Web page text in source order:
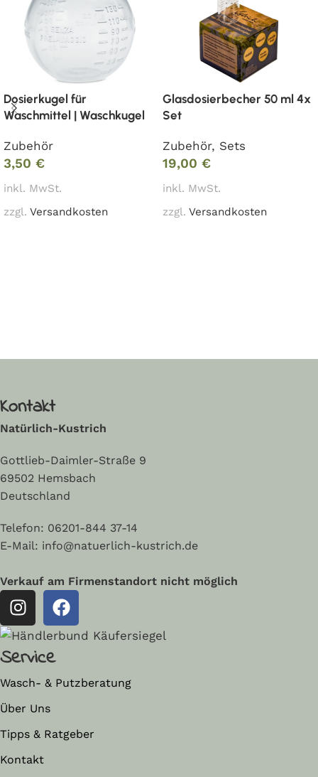
Dosierkugel für
Waschmittel | Waschkugel
Zubehör
3,50 €
inkl. MwSt.
zzgl. Versandkosten
Glasdosierbecher 50 ml 4x
Set
Zubehör, Sets
19,00 €
inkl. MwSt.
zzgl. Versandkosten
Kontakt
Natürlich-Kustrich
Gottlieb-Daimler-Straße 9
69502 Hemsbach
Deutschland
Telefon: 06201-844 37-14
E-Mail: info@natuerlich-kustrich.de
Verkauf am Firmenstandort nicht möglich
Service
Wasch- & Putzberatung
Über Uns
Tipps & Ratgeber
Kontakt